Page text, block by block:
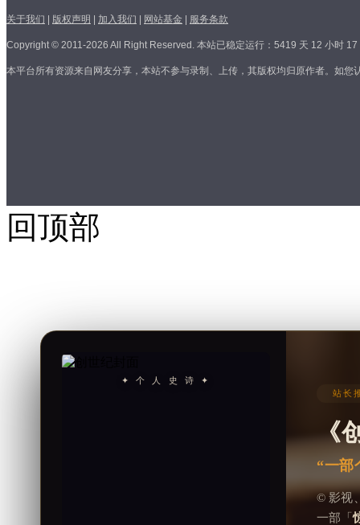
关于我们 版权声明 加入我们 网站基金 服务条款
Copyright © 2011-2026 All Right Reserved. 本站已稳定运行：5419 天 12 小时 17
本平台所有资源来自网友分享，本站不参与录制、上传，其版权均归原作者。如
回顶部
✦ 个 人 史 诗 ✦
站长
《
“一部
© 影视
一部「